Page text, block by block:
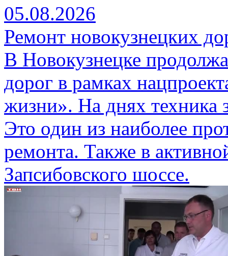
05.08.2026
Ремонт новокузнецких
В Новокузнецке
дорог в рамках
жизни». На днях техника
Это один из наиболее
ремонта. Также в
Запсибовского шоссе.